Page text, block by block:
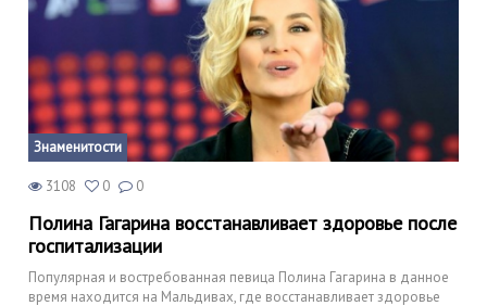
Знаменитости
3108 0 0
Полина Гагарина восстанавливает здоровье после
госпитализации
Популярная и востребованная певица Полина Гагарина в данное
время находится на Мальдивах, где восстанавливает здоровье